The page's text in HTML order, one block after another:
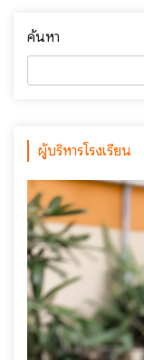
ค้นหา
ผู้บริหารโรงเรียน